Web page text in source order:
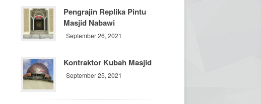
Pengrajin Replika Pintu
Masjid Nabawi
September 26, 2021
Kontraktor Kubah Masjid
September 25, 2021